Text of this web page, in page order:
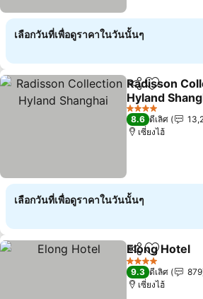
เลือกวันที่เพื่อดูราคาในวันนั้นๆ
แชร์ เพิ่มในราย
Radisson
Hyland
4 ดาว
8.6 ดีเลิศ
เซี่ยงไฮ้
เลือกวันที่เพื่อดูราคาในวันนั้นๆ
แชร์ เพิ่มในราย
Elong Hotel
4 ดาว
9.3 ดีเลิศ
879
เซี่ยงไฮ้